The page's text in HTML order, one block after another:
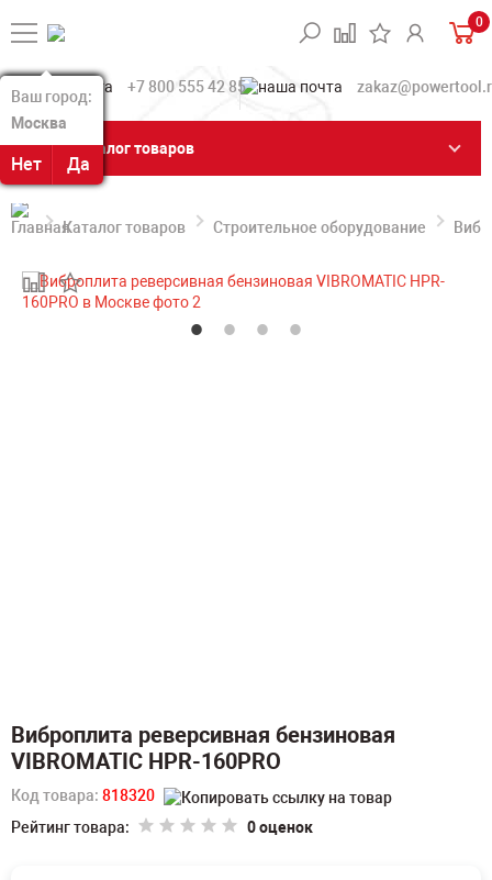
Ваш город:
Москва
Нет Да
Ваш город:
Москва
Нет Да
0
+7 800 555 42 85
Каталог товаров
Каталог товаров Строительное оборудование
Виброплита реверсивная бензиновая
VIBROMATIC HPR-160PRO
Код товара: 818320
Рейтинг товара:
0 оценок